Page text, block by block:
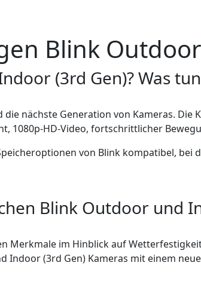
Blink
(3rd Gen)? Was
nächste Generation von Kameras.
1080p-HD-Video, fortschrittlicher
von Blink kompatibel,
Blink Outdoor und
Merkmale im Hinblick auf
(3rd Gen) Kameras mit einem